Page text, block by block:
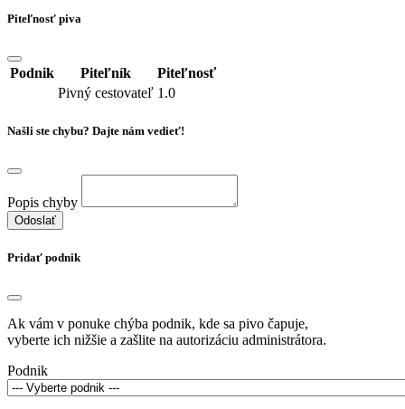
Piteľnosť piva
Podnik Piteľník
Piteľnosť
Pivný cestovateľ 1.0
Našli ste chybu? Dajte nám vedieť!
Popis chyby
Odoslať
Pridať podnik
Ak vám v ponuke chýba podnik, kde sa pivo čapuje,
vyberte ich nižšie a zašlite na autorizáciu administrátora.
Podnik